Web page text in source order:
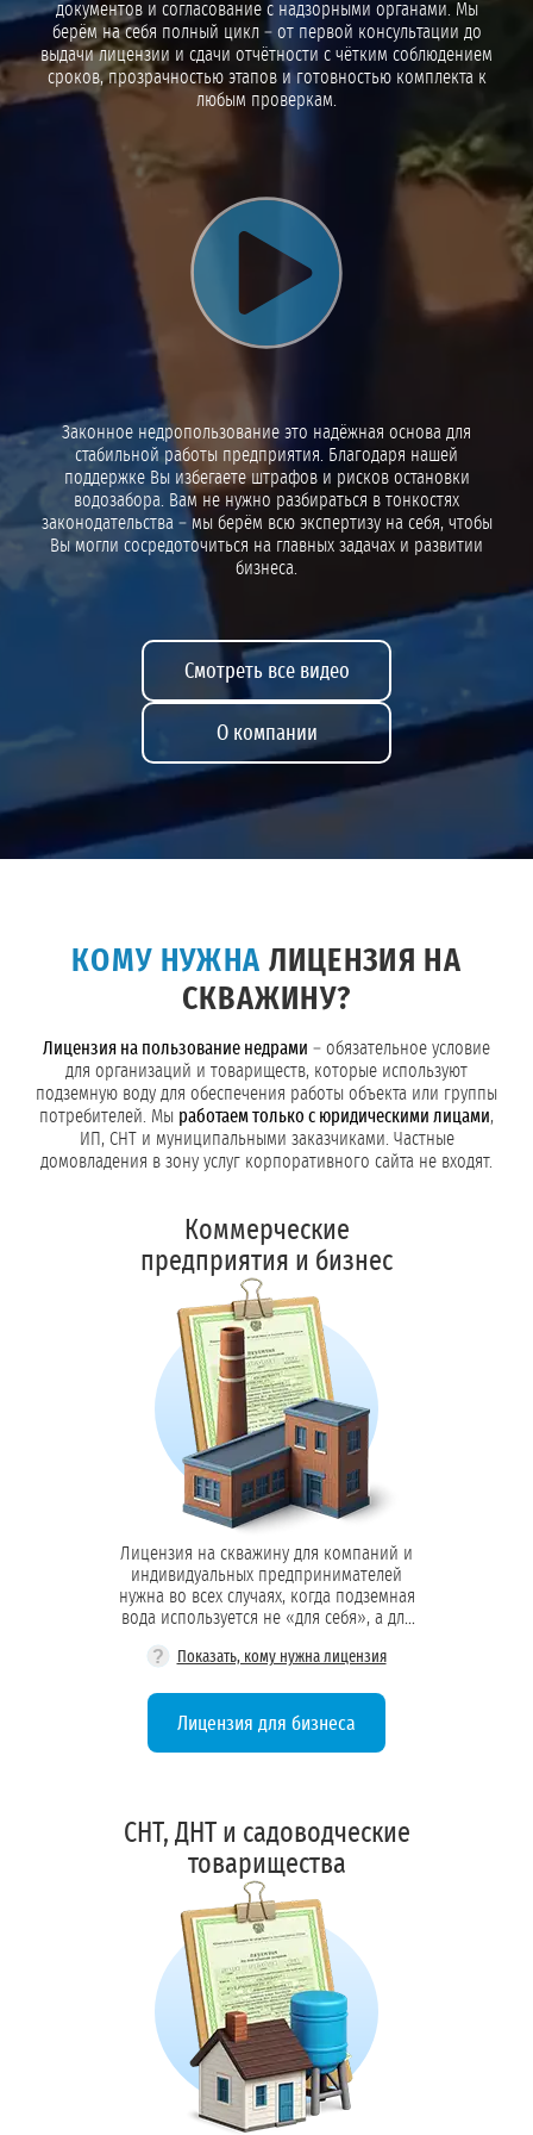
документов и согласование с надзорными органами. Мы
берём на себя полный цикл – от первой консультации до
выдачи лицензии и сдачи отчётности с чётким соблюдением
сроков, прозрачностью этапов и готовностью комплекта к
любым проверкам.
Воспроизвести видео
Законное недропользование это надёжная основа для
стабильной работы предприятия. Благодаря нашей
поддержке Вы избегаете штрафов и рисков остановки
водозабора. Вам не нужно разбираться в тонкостях
законодательства – мы берём всю экспертизу на себя, чтобы
Вы могли сосредоточиться на главных задачах и развитии
бизнеса.
Смотреть все видео
О компании
КОМУ НУЖНА ЛИЦЕНЗИЯ НА
СКВАЖИНУ?
Лицензия на пользование недрами – обязательное условие
для организаций и товариществ, которые используют
подземную воду для обеспечения работы объекта или группы
потребителей. Мы работаем только с юридическими лицами,
ИП, СНТ и муниципальными заказчиками. Частные
домовладения в зону услуг корпоративного сайта не входят.
Коммерческие
предприятия и бизнес
Лицензия на скважину для компаний и
индивидуальных предпринимателей
нужна во всех случаях, когда подземная
вода используется не «для себя», а для
объекте
? Показать, кому нужна лицензия
Лицензия для бизнеса
СНТ, ДНТ и садоводческие
товарищества